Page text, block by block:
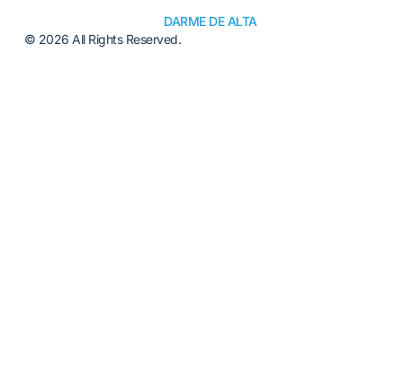
DARME DE ALTA
Alternative:
© 2026 All Rights Reserved.